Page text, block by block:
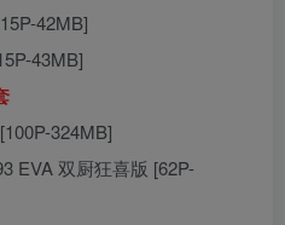
42MB]
43MB]
324MB]
EVA 双厨狂喜版 [62P-